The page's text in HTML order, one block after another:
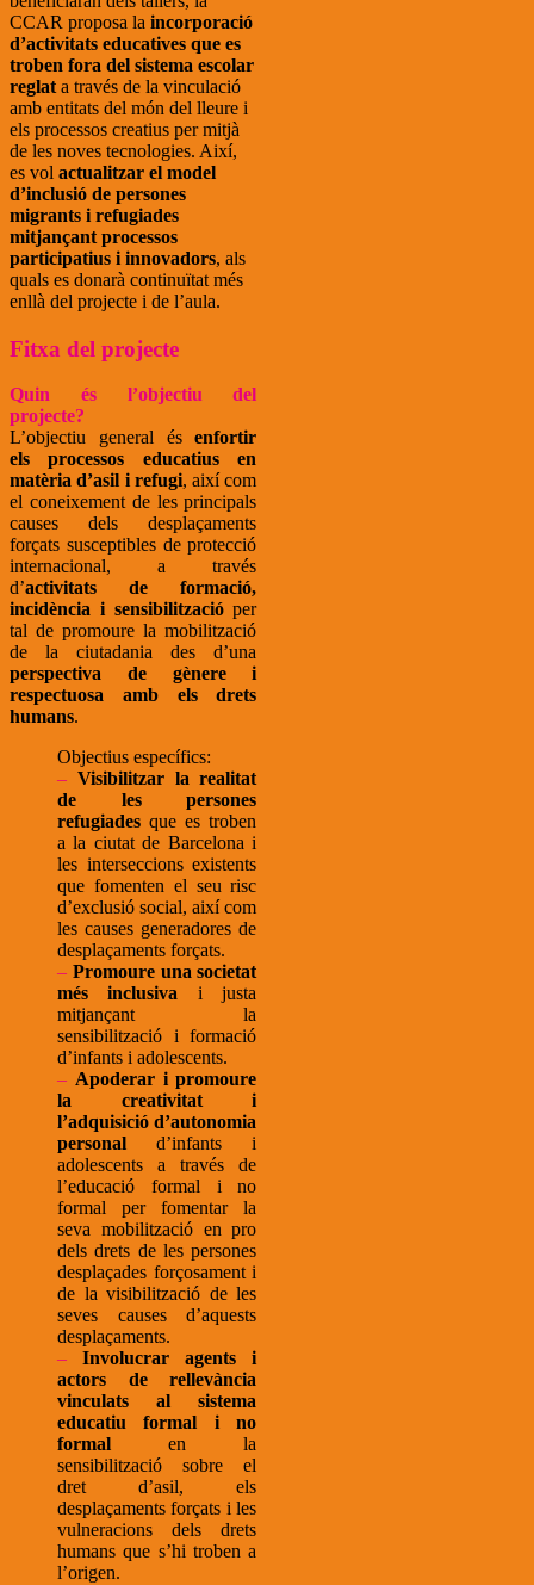
CCAR proposa la incorporació
d’activitats educatives que es
troben fora del sistema escolar
reglat a través de la vinculació
amb entitats del món del lleure i
els processos creatius per mitjà
de les noves tecnologies. Així,
es vol actualitzar el model
d’inclusió de persones
migrants i refugiades
mitjançant processos
participatius i innovadors, als
quals es donarà continuïtat més
enllà del projecte i de l’aula.
Fitxa del projecte
Quin és l’objectiu del
projecte?
L’objectiu general ésenfortir
els processos educatius en
matèria d’asil i refugi, així com
el coneixement de les principals
causes dels desplaçaments
forçats susceptibles de protecció
internacional, a través
d’activitats de formació,
incidència i sensibilitzacióper
tal de promoure la mobilització
de la ciutadania des d’una
perspectiva de gènere i
respectuosa amb els drets
humans.
Objectius específics:
– Visibilitzar la realitat
de les persones
refugiades que es troben
a la ciutat de Barcelona i
les interseccions existents
que fomenten el seu risc
d’exclusió social, així com
les causes generadores de
desplaçaments forçats.
– Promoure una societat
més inclusiva i justa
mitjançant la
sensibilització i formació
d’infants i adolescents.
– Apoderar i promoure
la creativitat i
l’adquisició d’autonomia
personal d’infants i
adolescents a través de
l’educació formal i no
formal per fomentar la
seva mobilització en pro
dels drets de les persones
desplaçades forçosament i
de la visibilització de les
seves causes d’aquests
desplaçaments.
–Involucrar agents i
actors de rellevància
vinculats al sistema
educatiu formal i no
formal en la
sensibilització sobre el
dret d’asil, els
desplaçaments forçats i les
vulneracions dels drets
humans que s’hi troben a
l’origen.